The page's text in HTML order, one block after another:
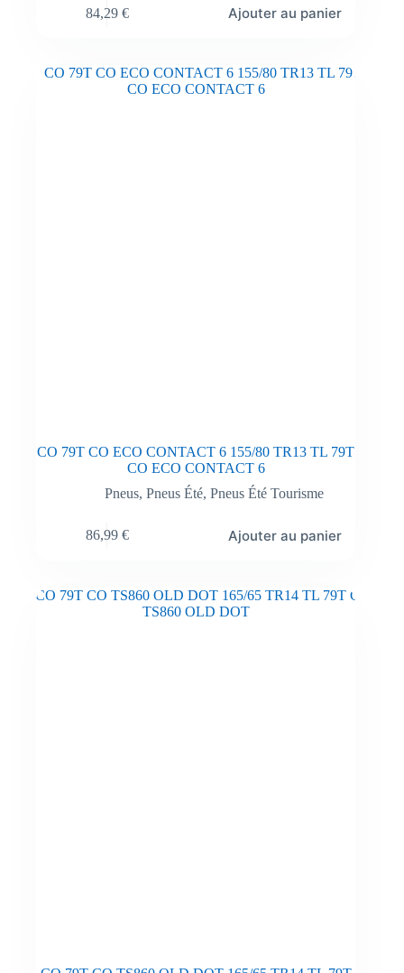
84,29 € Ajouter au panier
CO 79T CO ECO CONTACT 6 155/80 TR13 TL 79T
CO ECO CONTACT 6
Pneus, Pneus Été, Pneus Été Tourisme
86,99 € Ajouter au panier